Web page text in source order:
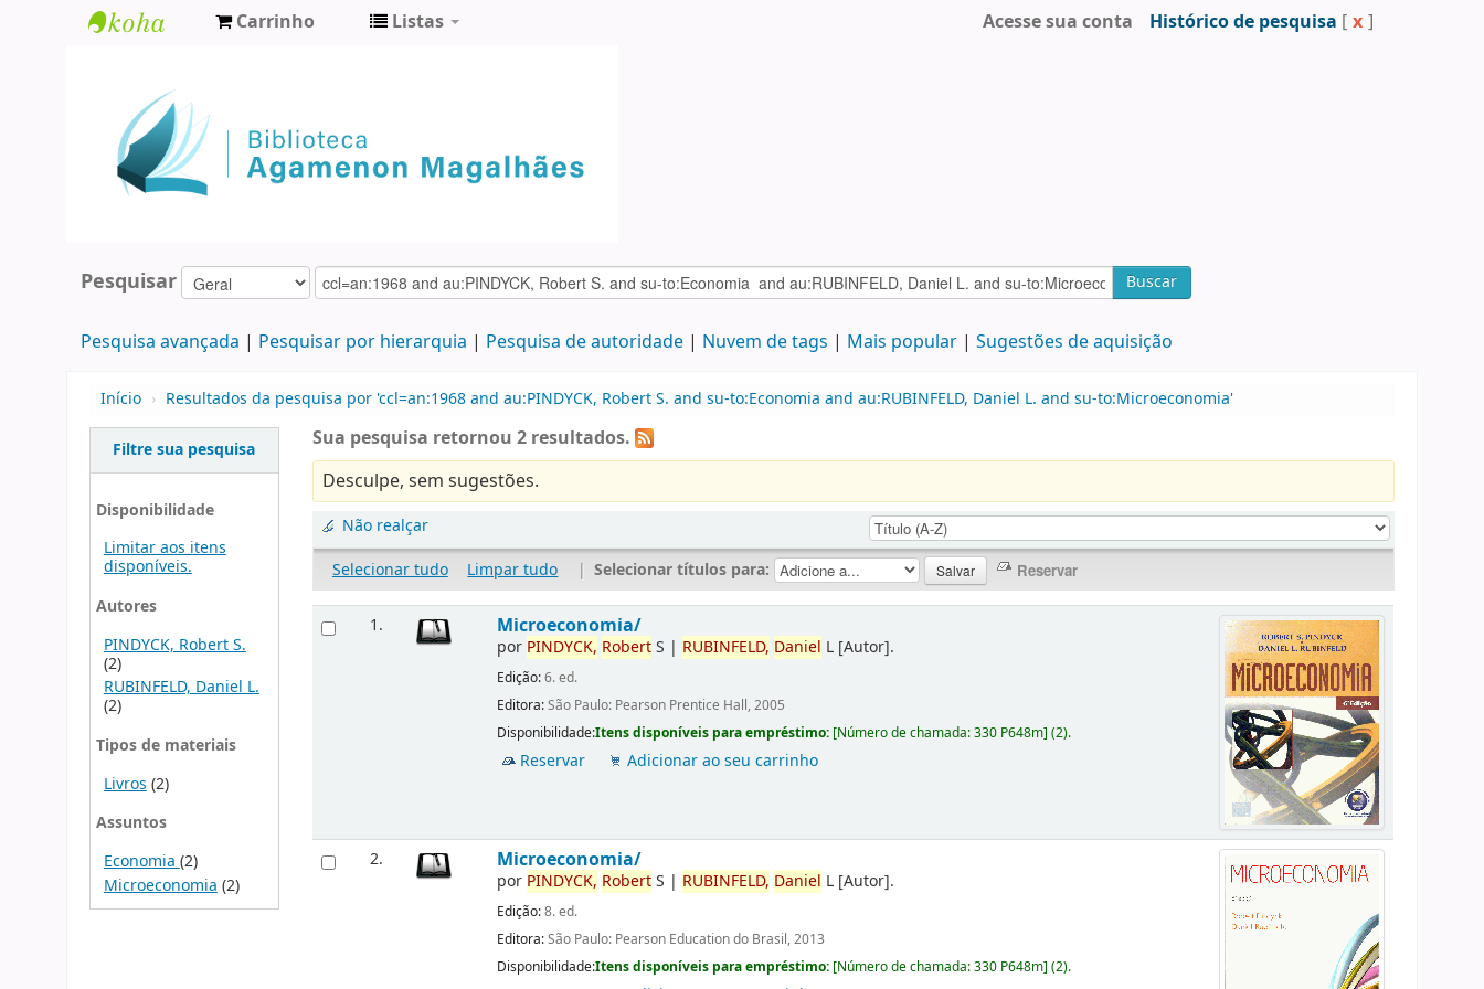
Agamenon
Magalhães
Carrinho Listas Acesse sua conta Histórico de pesquisa [ x ]
Pesquisar Buscar
Pesquisa avançada Pesquisar por hierarquia Pesquisa de autoridade Nuvem de tags Mais popular Sugestões de aquisição
Início › Resultados da pesquisa por 'ccl=an:1968 and au:PINDYCK, Robert S. and su-to:Economia and au:RUBINFELD, Daniel L. and su-to:Microeconomia'
Filtre sua pesquisa
Disponibilidade
Limitar aos itens
disponíveis.
Autores
PINDYCK, Robert S.
(2)
RUBINFELD, Daniel L.
(2)
Tipos de materiais
Livros (2)
Assuntos
Economia (2)
Microeconomia (2)
Sua pesquisa retornou 2 resultados.
Desculpe, sem sugestões.
Não realçar
Selecionar tudo
Limpar tudo | Selecionar títulos para:
1. Microeconomia/
por PINDYCK, RobertS | RUBINFELD, Daniel L [Autor].
Edição:6. ed.
Editora:São Paulo: Pearson Prentice Hall, 2005
Disponibilidade:Itens disponíveis para empréstimo: [Número de chamada:330 P648m](2).
Reservar Adicionar ao seu carrinho
2. Microeconomia/
por PINDYCK, RobertS | RUBINFELD, Daniel L [Autor].
Edição:8. ed.
Editora:São Paulo: Pearson Education do Brasil, 2013
Disponibilidade:Itens disponíveis para empréstimo: [Número de chamada:330 P648m](2).